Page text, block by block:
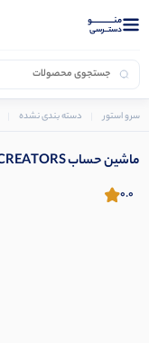
منــــــــــــو
دستــرسی
سرو استور دسته بندی نشده
ماشین حساب CREATORS- کد Q5C-1 صورتی
0.0